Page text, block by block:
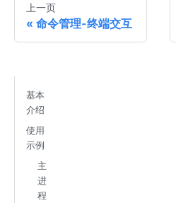
上一页
命令管理-终端交互
基本
介绍
使用
示例
主
进
程